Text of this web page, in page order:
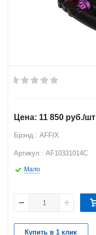
11 850 руб./шт
Брэнд : AFFIX
Артикул : AF10331014C
Мало
Купить в 1 клик